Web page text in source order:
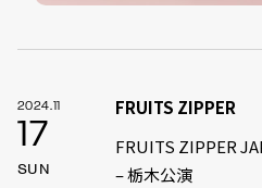
2024.11
17
SUN
FRUITS ZIPPER
FRUITS ZIPPER
– 栃木公演